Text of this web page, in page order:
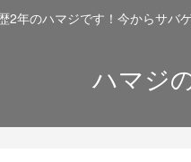
2年のハマジです！今からサバ
ハマジ